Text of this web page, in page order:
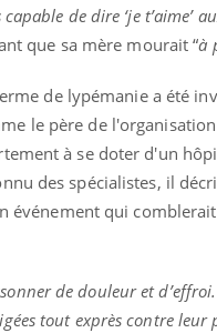
de dire ‘je t’aime’
que sa mère mourait “à
de lypémanie a été
le père de
à se doter d'un
des spécialistes, il
événement qui
de douleur et
tout exprès contre leur